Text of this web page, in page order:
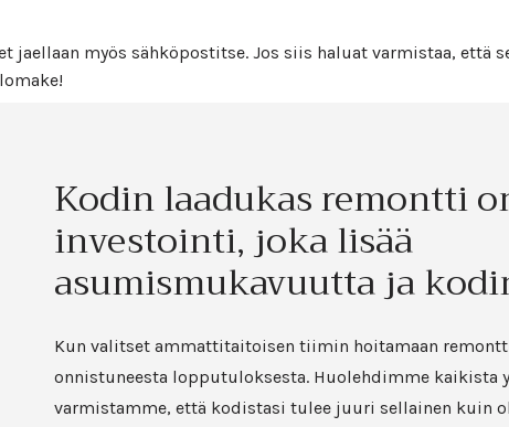
jaellaan myös sähköpostitse. Jos siis haluat varmistaa, että
Kodin laadukas remontti
investointi, joka lisää
asumismukavuutta ja
Kun valitset ammattitaitoisen tiimin hoitamaan
onnistuneesta lopputuloksesta. Huolehdimme kaikista
varmistamme, että kodistasi tulee juuri sellainen kuin